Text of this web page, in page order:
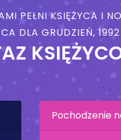
PEŁNI KSIĘŻYCA I
DLA GRUDZIEŃ, 1992
Pochodzenie